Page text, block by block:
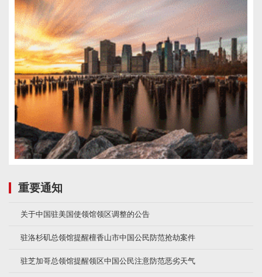
重要通知
关于中国驻美国使领馆领区调整的公告
驻洛杉矶总领馆提醒檀香山市中国公民防范抢劫案件
驻芝加哥总领馆提醒领区中国公民注意防范恶劣天气